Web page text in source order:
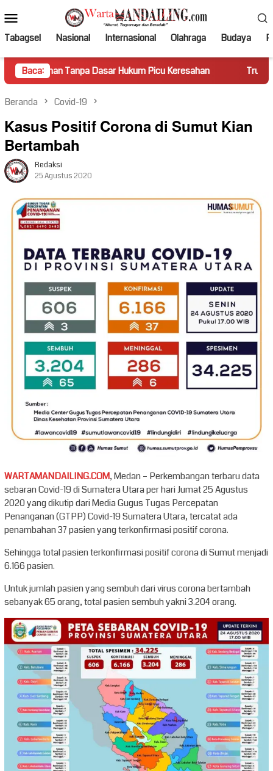
ke
kontenMobile
Tabagsel Nasional Internasional Olahraga Budaya
Baca:
Dasar Hukum Picu Keresahan Truk Miring Hambat
Beranda Covid-19
Kasus Positif Corona di Sumut Kian
Bertambah
Redaksi
25 Agustus 2020
WARTAMANDAILING.COM, Medan – Perkembangan terbaru data
sebaran Covid-19 di Sumatera Utara per hari Jumat 25 Agustus
2020 yang dikutip dari Media Gugus Tugas Percepatan
Penanganan (GTPP) Covid-19 Sumatera Utara, tercatat ada
penambahan 37 pasien yang terkonfirmasi positif corona.
Sehingga total pasien terkonfirmasi positif corona di Sumut menjadi
6.166 pasien.
Untuk jumlah pasien yang sembuh dari virus corona bertambah
sebanyak 65 orang, total pasien sembuh yakni 3.204 orang.